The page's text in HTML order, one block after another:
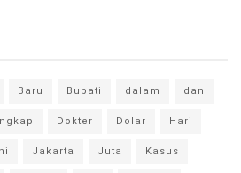
Baru Bupati dalam
dan
Dokter Dolar
Hari
Jakarta Juta
Kasus